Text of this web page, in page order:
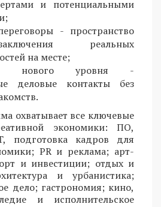
и потенциальными
- пространство
реальных
на месте;
нового уровня -
деловые контакты без
охватывает все ключевые
экономики: ПО,
подготовка кадров для
PR и реклама; арт-
и инвестиции; отдых и
и урбанистика;
дело; гастрономия; кино,
и исполнительское